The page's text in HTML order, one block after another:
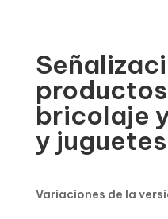
bricolaje
y juguetes
Variaciones de la